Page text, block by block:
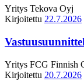
Yritys Tekova Oyj
Kirjoitettu 22.7.2026
Yritys FCG Finnish
Kirjoitettu 20.7.2026